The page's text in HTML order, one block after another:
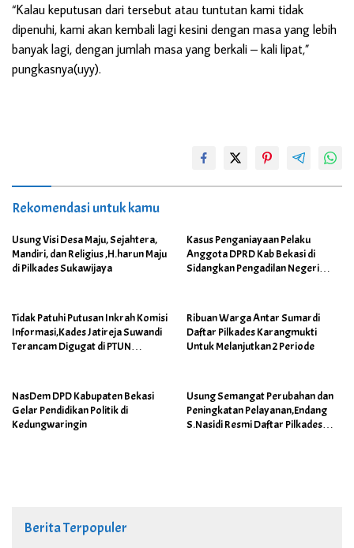
“Kalau keputusan dari tersebut atau tuntutan kami tidak
dipenuhi, kami akan kembali lagi kesini dengan masa yang lebih
banyak lagi, dengan jumlah masa yang berkali – kali lipat,”
pungkasnya(uyy).
Rekomendasi untuk kamu
Usung Visi Desa Maju, Sejahtera,
Mandiri, dan Religius ,H.harun Maju
di Pilkades Sukawijaya
Kasus Penganiayaan Pelaku
Anggota DPRD Kab Bekasi di
Sidangkan Pengadilan Negeri
Tidak Patuhi Putusan Inkrah Komisi
Informasi,Kades Jatireja Suwandi
Terancam Digugat di PTUN
Ribuan Warga Antar Sumardi
Daftar Pilkades Karangmukti
Untuk Melanjutkan 2 Periode
NasDem DPD Kabupaten Bekasi
Gelar Pendidikan Politik di
Kedungwaringin
Usung Semangat Perubahan dan
Peningkatan Pelayanan,Endang
S.Nasidi Resmi Daftar Pilkades
Berita Terpopuler